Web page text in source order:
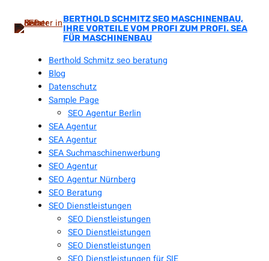
springen
BERTHOLD SCHMITZ SEO MASCHINENBAU,
IHRE VORTEILE VOM PROFI ZUM PROFI. SEA
FÜR MASCHINENBAU
Berthold Schmitz seo beratung
Blog
Datenschutz
Sample Page
SEO Agentur Berlin
SEA Agentur
SEA Agentur
SEA Suchmaschinenwerbung
SEO Agentur
SEO Agentur Nürnberg
SEO Beratung
SEO Dienstleistungen
SEO Dienstleistungen
SEO Dienstleistungen
SEO Dienstleistungen